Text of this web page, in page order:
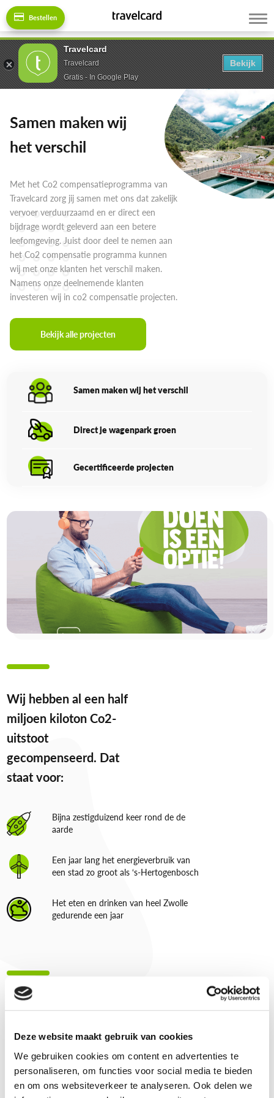
Deze website maakt gebruik van cookies
We gebruiken cookies om content en advertenties te
personaliseren, om functies voor social media te bieden
en om ons websiteverkeer te analyseren. Ook delen we
Bestellen
Samen maken wij
het verschil
Met het Co2 compensatieprogramma van
Travelcard zorg jij samen met ons dat zakelijk
vervoer verduurzaamd en er direct een
bijdrage wordt geleverd aan een betere
leefomgeving. Juist door deel te nemen aan
het Co2 compensatie programma kunnen
wij met onze klanten het verschil maken.
Namens onze deelnemende klanten
investeren wij in co2 compensatie projecten.
Bekijk alle projecten
Samen maken wij het verschil
Direct je wagenpark groen
Gecertificeerde projecten
Wij hebben al een half
miljoen kiloton Co2-
uitstoot
gecompenseerd. Dat
staat voor:
Bijna zestigduizend keer rond de de
aarde
Een jaar lang het energieverbruik van
een stad zo groot als ‘s-Hertogenbosch
Het eten en drinken van heel Zwolle
gedurende een jaar
Uitschrijven CO2
compensatieprogramma
Wil jij met je bedrijf uitschrijven uit het Travelcard Co2
compensatieprogramma? Laat je gegevens achter en wij brengen niet
Travelcard
Travelcard
Gratis - In Google Play
Bekijk